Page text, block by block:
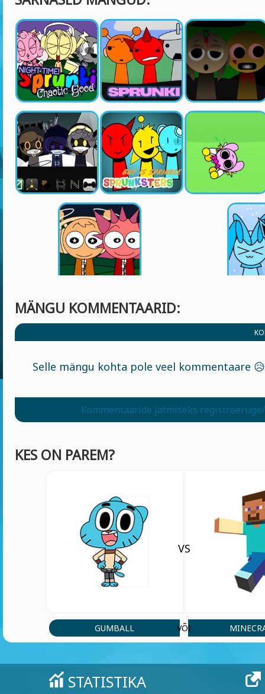
MÄNGU KOMMENTAARID:
Selle mängu kohta pole veel kommentaare
Kommentaaride jätmiseks
KES ON PAREM?
GUMBALL
VS
VÕI